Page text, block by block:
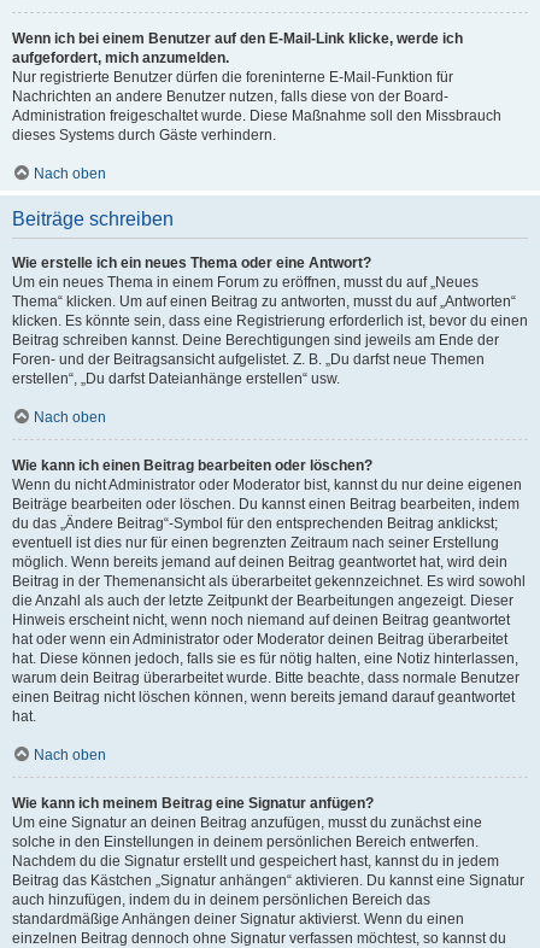
Wenn ich bei einem Benutzer auf den E-Mail-Link klicke, werde ich
aufgefordert, mich anzumelden.
Nur registrierte Benutzer dürfen die foreninterne E-Mail-Funktion für
Nachrichten an andere Benutzer nutzen, falls diese von der Board-
Administration freigeschaltet wurde. Diese Maßnahme soll den Missbrauch
dieses Systems durch Gäste verhindern.
Nach oben
Beiträge schreiben
Wie erstelle ich ein neues Thema oder eine Antwort?
Um ein neues Thema in einem Forum zu eröffnen, musst du auf „Neues
Thema“ klicken. Um auf einen Beitrag zu antworten, musst du auf „Antworten“
klicken. Es könnte sein, dass eine Registrierung erforderlich ist, bevor du einen
Beitrag schreiben kannst. Deine Berechtigungen sind jeweils am Ende der
Foren- und der Beitragsansicht aufgelistet. Z. B. „Du darfst neue Themen
erstellen“, „Du darfst Dateianhänge erstellen“ usw.
Nach oben
Wie kann ich einen Beitrag bearbeiten oder löschen?
Wenn du nicht Administrator oder Moderator bist, kannst du nur deine eigenen
Beiträge bearbeiten oder löschen. Du kannst einen Beitrag bearbeiten, indem
du das „Ändere Beitrag“-Symbol für den entsprechenden Beitrag anklickst;
eventuell ist dies nur für einen begrenzten Zeitraum nach seiner Erstellung
möglich. Wenn bereits jemand auf deinen Beitrag geantwortet hat, wird dein
Beitrag in der Themenansicht als überarbeitet gekennzeichnet. Es wird sowohl
die Anzahl als auch der letzte Zeitpunkt der Bearbeitungen angezeigt. Dieser
Hinweis erscheint nicht, wenn noch niemand auf deinen Beitrag geantwortet
hat oder wenn ein Administrator oder Moderator deinen Beitrag überarbeitet
hat. Diese können jedoch, falls sie es für nötig halten, eine Notiz hinterlassen,
warum dein Beitrag überarbeitet wurde. Bitte beachte, dass normale Benutzer
einen Beitrag nicht löschen können, wenn bereits jemand darauf geantwortet
hat.
Nach oben
Wie kann ich meinem Beitrag eine Signatur anfügen?
Um eine Signatur an deinen Beitrag anzufügen, musst du zunächst eine
solche in den Einstellungen in deinem persönlichen Bereich entwerfen.
Nachdem du die Signatur erstellt und gespeichert hast, kannst du in jedem
Beitrag das Kästchen „Signatur anhängen“ aktivieren. Du kannst eine Signatur
auch hinzufügen, indem du in deinem persönlichen Bereich das
standardmäßige Anhängen deiner Signatur aktivierst. Wenn du einen
einzelnen Beitrag dennoch ohne Signatur verfassen möchtest, so kannst du